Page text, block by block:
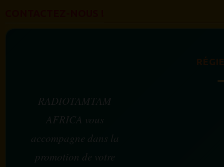
RADIOTAMTAM
AFRICA vous
accompagne dans la
promotion de votre